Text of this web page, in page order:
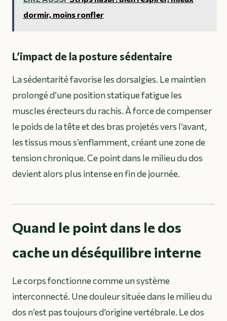
dormir, moins ronfler
L’impact de la posture sédentaire
La sédentarité favorise les dorsalgies. Le maintien
prolongé d’une position statique fatigue les
muscles érecteurs du rachis. À force de compenser
le poids de la tête et des bras projetés vers l’avant,
les tissus mous s’enflamment, créant une zone de
tension chronique. Ce point dans le milieu du dos
devient alors plus intense en fin de journée.
Quand le point dans le dos
cache un déséquilibre interne
Le corps fonctionne comme un système
interconnecté. Une douleur située dans le milieu du
dos n’est pas toujours d’origine vertébrale. Le dos